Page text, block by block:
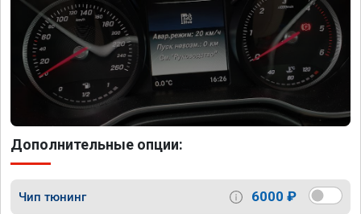
Дополнительные опции:
Чип тюнинг 6000 ₽